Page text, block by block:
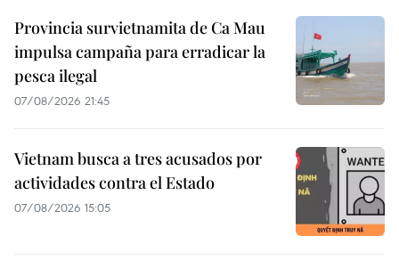
Provincia survietnamita de Ca Mau
impulsa campaña para erradicar la
pesca ilegal
07/08/2026 21:45
Vietnam busca a tres acusados por
actividades contra el Estado
07/08/2026 15:05